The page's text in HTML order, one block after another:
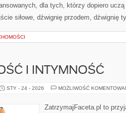
dla tych, którzy dopiero
siłowe, dźwignię przodem, dźwignię
I INTYMNOŚĆ
STY - 24 - 2026 MOŻLIWOŚĆ
ZatrzymajFaceta.pl to